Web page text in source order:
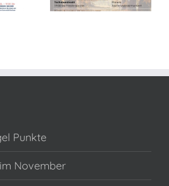
Punkte
November